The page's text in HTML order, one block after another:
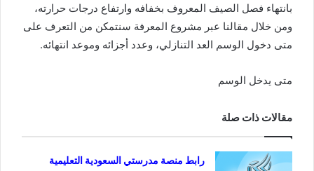
بانتهاء فصل الصيف المعروف بخفافه وارتفاع درجات حرارته،
ومن خلال مقالنا عبر مشروع المعرفة سنتمكن من التعرف على
متى دخول الوسم العد التنازلي، وعدد أجزائه وموعد انتهائه.
متى يدخل الوسم
مقالات ذات صلة
رابط منصة مدرستي السعودية التعليمية